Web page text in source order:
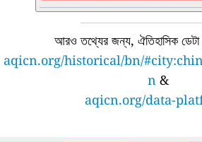
আরও তথ্যের জন্য, ঐতিহাসিক ডেটা
aqicn.org/historical/bn/
n &
aqicn.org/data-